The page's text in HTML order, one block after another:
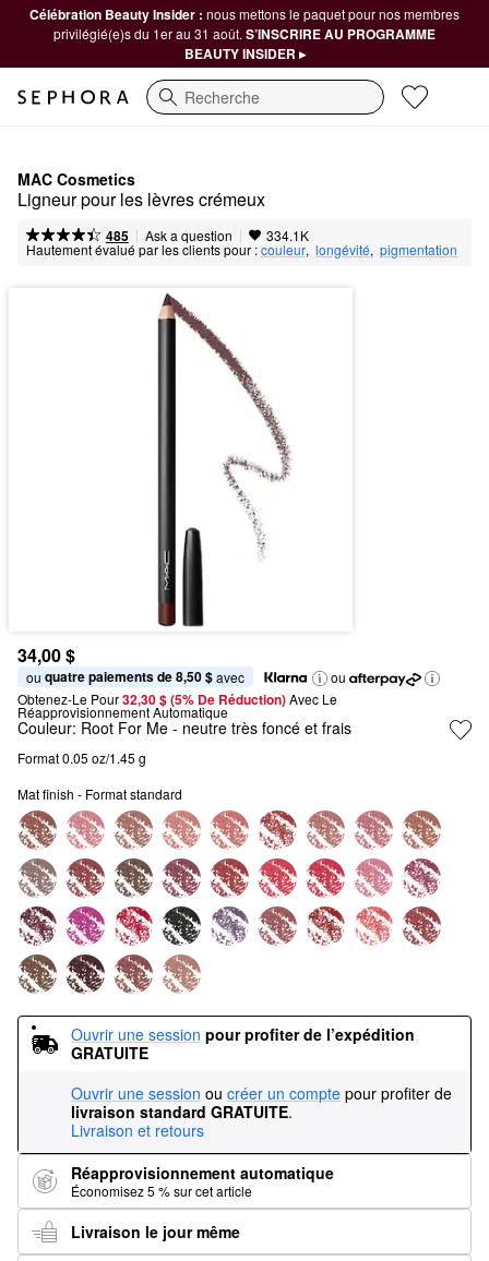
Célébration Beauty Insider : nous mettons le paquet pour nos membres
privilégié(e)s du 1er au 31 août. S’INSCRIRE AU PROGRAMME
BEAUTY INSIDER ▸
Recherche
MAC Cosmetics
Ligneur pour les lèvres crémeux
485 | Ask a question | 334.1K
Hautement évalué par les clients pour :couleur, longévité, pigmentation
34,00 $
ou quatre paiements de 8,50 $ avec
ou
Obtenez-Le Pour32,30 $ (5% De Réduction) Avec Le
Réapprovisionnement Automatique
Couleur: Root For Me - neutre très foncé et frais
Format 0.05 oz/1.45 g
Mat finish - Format standard
Ouvrir une session pour profiter de l’expédition
GRATUITE
Ouvrir une session ou créer un compte pour profiter de
livraison standard GRATUITE.
Livraison et retours
Réapprovisionnement automatique
Économisez 5 % sur cet article
Livraison le jour même